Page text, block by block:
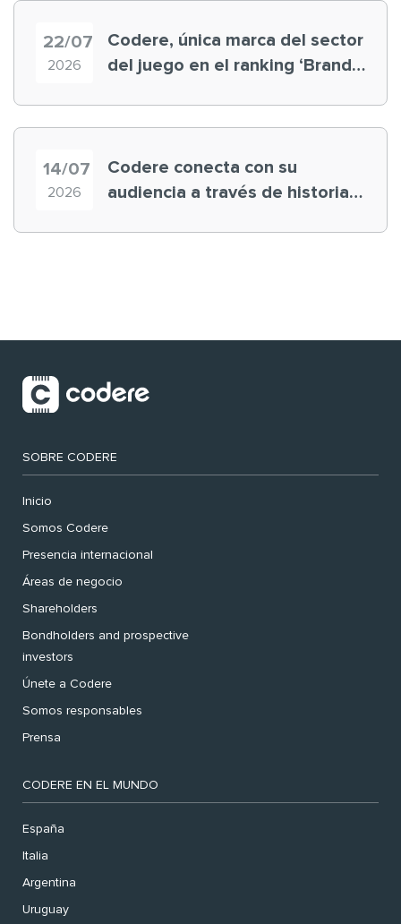
22/07
2026
Codere, única marca del sector
del juego en el ranking ‘Brand
14/07
2026
Codere conecta con su
audiencia a través de historias
SOBRE CODERE
Inicio
Somos Codere
Presencia internacional
Áreas de negocio
Shareholders
Bondholders and prospective
investors
Únete a Codere
Somos responsables
Prensa
CODERE EN EL MUNDO
España
Italia
Argentina
Uruguay